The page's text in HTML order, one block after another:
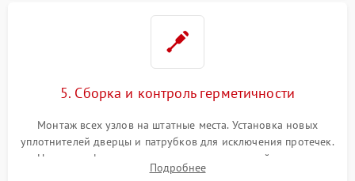
5. Сборка и контроль герметичности
Монтаж всех узлов на штатные места. Установка новых
уплотнителей дверцы и патрубков для исключения протечек.
Надежная фиксация хомутов гидравлической системы,
сборка корпуса и установка датчика поплавка.
Подробнее